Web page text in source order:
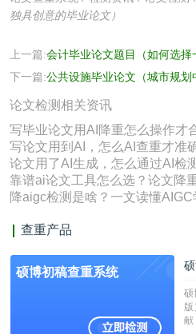
独具创意的毕业论文）
上一篇:会计毕业论文题目（如何选择
下一篇:公共设施毕业论文（城市规划
论文检测相关资讯
写毕业论文用AI降重怎么操作才
写论文用到AI，怎么AI查重才准
论文用了AI生成，怎么通过AI检
靠谱ai论文工具怎么选？论文降
降aigc检测是啥？一文读懂AIGC
查重产品
硕博初稿查重系统
硕
献